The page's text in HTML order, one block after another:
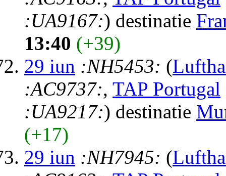
:UA9167:) destinatie
13:40 (+39)
29 iun :NH5453: (
:AC9737:, TAP Portugal
:UA9217:) destinatie
(+17)
29 iun :NH7945: (